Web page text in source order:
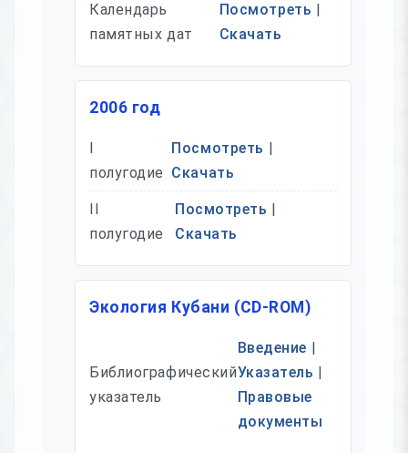
Календарь
памятных дат
Посмотреть |
Скачать
2006 год
I
полугодие
Посмотреть |
Скачать
II
полугодие
Посмотреть |
Скачать
Экология Кубани (CD-ROM)
Библиографический
указатель
Введение |
Указатель |
Правовые
документы